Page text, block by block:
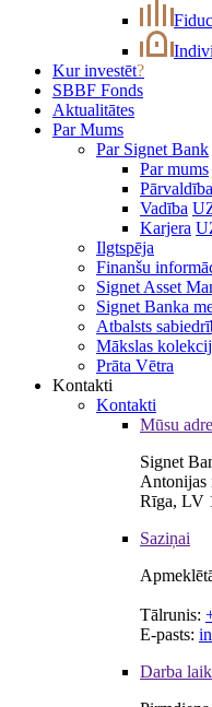
Kur investēt?
SBBF Fonds
Aktualitātes
Par Mums
Par Signet Bank
Par mums
Pārvaldība
Vadība
Karjera
Ilgtspēja
Finanšu
Signet Asset
Signet Banka
Atbalsts
Mākslas
Prāta Vētra
Kontakti
Kontakti
Mūsu
Signet
Antonijas
Rīga, LV
Saziņai
Tālrunis:
E-pasts:
Darba